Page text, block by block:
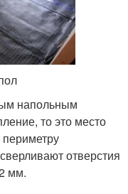
напольным
то это место
отверстия
мм.